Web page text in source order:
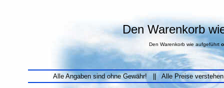
Den Warenkorb
Den Warenkorb wie aufgeführt
Alle Angaben sind ohne Gewähr! || Alle Preise